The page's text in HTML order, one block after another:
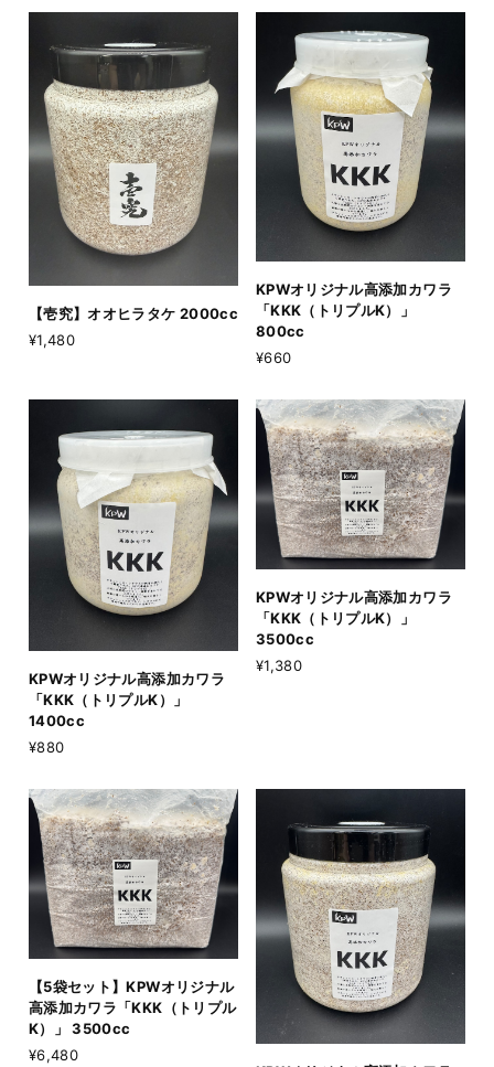
【壱究】オオヒラタケ 2000cc
¥1,480
KPWオリジナル高添加カワラ
「KKK（トリプルK）」
800cc
¥660
KPWオリジナル高添加カワラ
「KKK（トリプルK）」
1400cc
¥880
KPWオリジナル高添加カワラ
「KKK（トリプルK）」
3500cc
¥1,380
【5袋セット】KPWオリジナル
高添加カワラ「KKK（トリプル
K）」 3500cc
¥6,480